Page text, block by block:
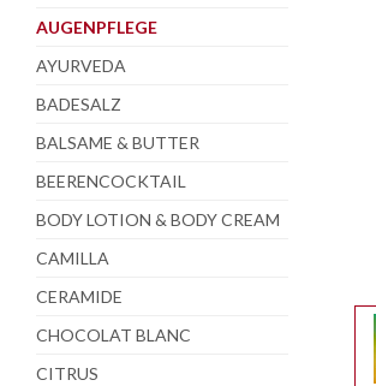
AUGENPFLEGE
AYURVEDA
BADESALZ
BALSAME & BUTTER
BEERENCOCKTAIL
BODY LOTION & BODY CREAM
CAMILLA
CERAMIDE
CHOCOLAT BLANC
CITRUS